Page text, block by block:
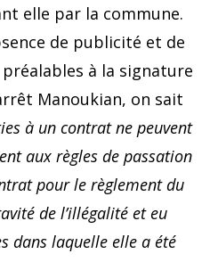
elle par la commune.
de publicité et de
à la signature
Manoukian, on sait
à un contrat ne peuvent
aux règles de passation
pour le règlement du
de l’illégalité et eu
dans laquelle elle a été